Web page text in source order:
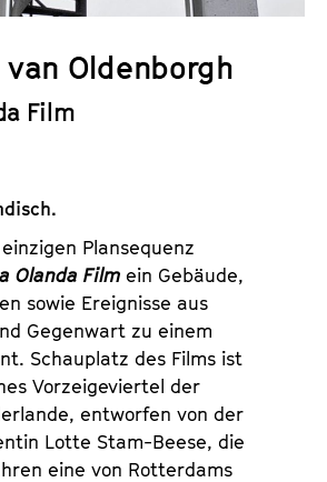
Oldenborgh
Film
Plansequenz
Olanda Film ein Gebäude,
sowie Ereignisse aus
Gegenwart zu einem
Schauplatz des Films ist
Vorzeigeviertel der
entworfen von der
Lotte Stam-Beese, die
eine von Rotterdams